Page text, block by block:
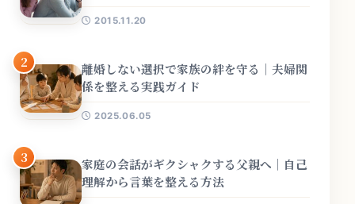
2015.11.20
2
離婚しない選択で家族の絆を守る｜夫婦関
係を整える実践ガイド
2025.06.05
3
家庭の会話がギクシャクする父親へ｜自己
理解から言葉を整える方法